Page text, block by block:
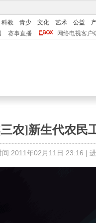
科教 青少 文化 艺术 公益
赛事直播 网络电视客户
农]新生代农民
间:2011年02月11日 23:16 |